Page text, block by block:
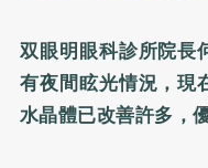
双眼明眼科診所院長
有夜間眩光情況，現
水晶體已改善許多，